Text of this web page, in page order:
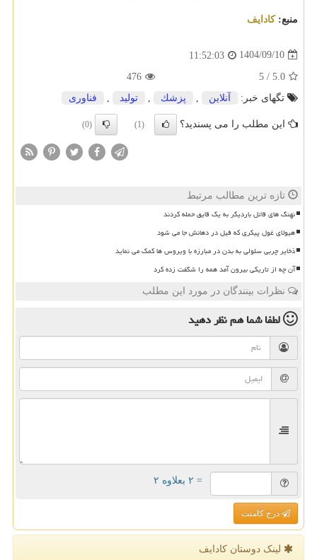
منبع:كادایف
1404/09/10
11:52:03
5.0
/
5
476
تگهای خبر:
آنلاین پزشك تولید فناوری
این مطلب را می پسندید؟ (1)
(0)
تازه ترین مطالب مرتبط
نهنگ های قاتل باردیگر به یک قایق حمله کردند
هیولای غول پیکری که فیل در دهانش جا می شود
ذخایر چربی سلولی به بدن در مبارزه با ویروس ها کمک می نماید
آن چه از تاریکی بیرون آمد همه را شگفت زده کرد
نظرات بینندگان در مورد این مطلب
لطفا شما همنظر دهید
= ۲ بعلاوه ۲
درج کامنت
لینک دوستان كادایف